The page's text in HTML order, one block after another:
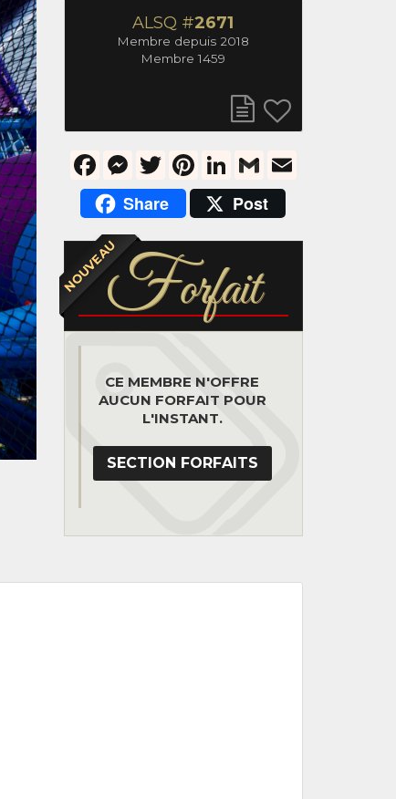
ALSQ #2671
Membre depuis 2018
Membre 1459
FacebookMessenger
TwitterPinterestLinkedIn
Gmail
Share Post
NOUVEAUForfait
CE MEMBRE N'OFFRE
AUCUN FORFAIT POUR
L'INSTANT.
SECTION FORFAITS